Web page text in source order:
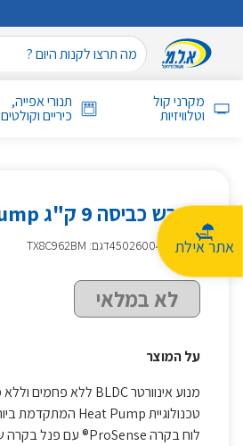
אתר אילת
מקרני קול
וטלוויזיות
תנורי אפייה,
כיריים וקולטים
מייבש כביסה 9 ק"ג Heat Pump דגם AEG TX8C962BM
מק״ט 450260049דגם: TX8C962BM
לא במלאי
על המוצר
מנוע אינוורטר BLDC ללא פחמים וללא מברשות
טכנולוגיית Heat Pump המתקדמת ביותר
לוח בקרה ProSense® עם פנל בקרה שחור ותצוגת LCD דיגיטלית רחבה